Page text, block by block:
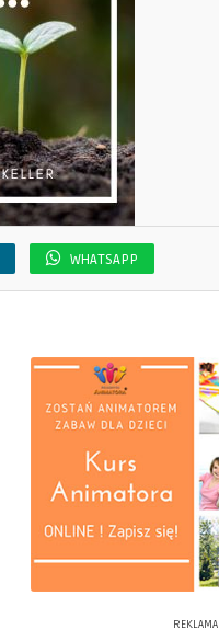
WHATSAPP
REKLAMA